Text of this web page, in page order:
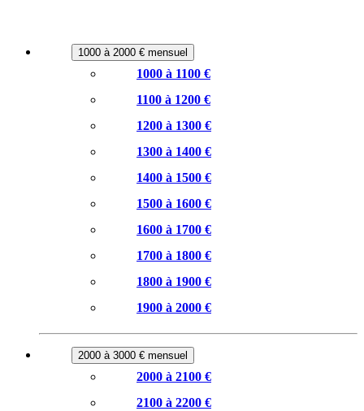
1000 à 2000 € mensuel
1000 à 1100 €
1100 à 1200 €
1200 à 1300 €
1300 à 1400 €
1400 à 1500 €
1500 à 1600 €
1600 à 1700 €
1700 à 1800 €
1800 à 1900 €
1900 à 2000 €
2000 à 3000 € mensuel
2000 à 2100 €
2100 à 2200 €